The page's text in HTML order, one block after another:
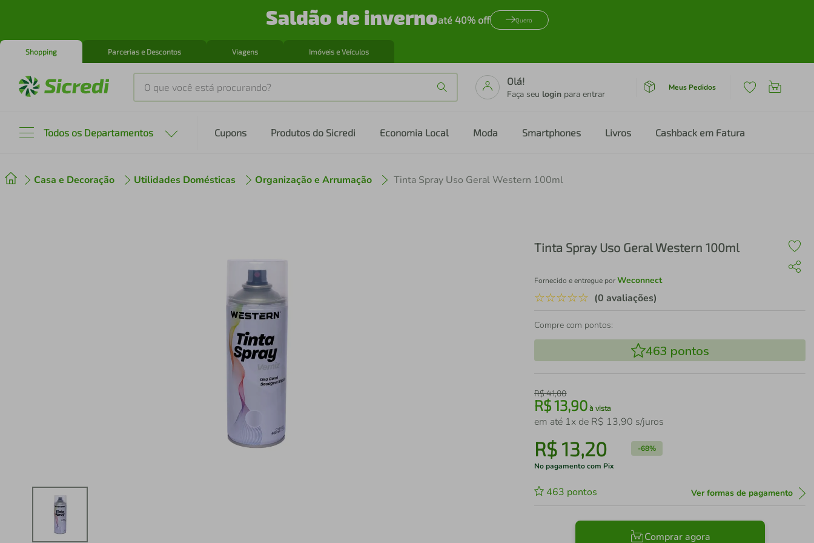
Saldão de invernoaté 40% off Quero
Shopping Parcerias e Descontos Viagens Imóveis e Veículos
O que você está procurando?
Olá!
Faça seu login para entrar
Meus Pedidos
Todos os Departamentos Cupons Produtos do Sicredi Economia Local Moda Smartphones Livros Cashback em Fatura
Casa e Decoração Utilidades Domésticas Organização e Arrumação Tinta Spray Uso Geral Western 100ml
Tinta Spray Uso Geral Western 100ml
Fornecido e entregue porWeconnect
☆☆☆☆☆ (0 avaliações)
Compre com pontos:
463 pontos
R$41,00
R$13,90 à vista
em até 1x de R$ 13,90 s/juros
R$13,20 -68%
No pagamento com Pix
463 pontos Ver formas de pagamento
Comprar agora
º cafeteira